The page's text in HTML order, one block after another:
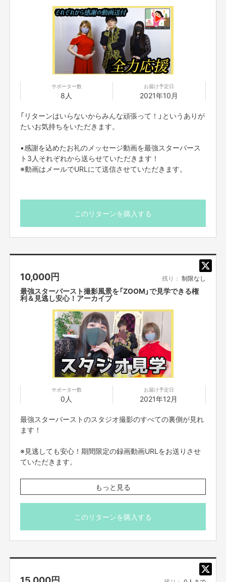
コンビでコントがしたい方はコンビで、私やしぐま、るぅちゃんを使って大
人数でのコントやコーナー、ロケ、MCなど
「人」を提供します!
今までは舞台のオーディションなどの目指すところが必ずありましたが 新
ネタを披露できる場所が減り、 チャンスが全然掴めない日々が増えてしま
いました。
このコロナ禍で舞台や仕事がなくなった若手芸人の新たなチャンスの場
いけど、なんとなく予約だけしておきたい…なんて方もお気軽にご参加くだ
本当にやりたいおもしろいことをするのが無料で見れるということです!!!
CMは流れますが、YouTubeという媒体は基本的に無料で視聴していただけ
ですので、ぜひ！！この企画がいいなと思っていただけた暁には、好きな芸
人さんに教えてあげて欲しいのです！
芸人さんは出演料をもらっておもしろいことをネットに載せる機会！
サポーター数
8人
お届け予定日
2021年10月
「リターンはいらないからみんな頑張って！」というありが
たいお気持ちをいただきます。
▪感謝を込めたお礼のメッセージ動画を最強スターバース
ト3人それぞれから送らせていただきます！
※動画はメールでURLにて送信させていただきます。
このリターンを購入する
10,000円 残り： 制限なし
最強スターバースト撮影風景を「ZOOM」で見学できる権
利＆見逃し安心！アーカイブ
サポーター数
0人
お届け予定日
2021年12月
最強スターバーストのスタジオ撮影のすべての裏側が見れ
ます！
※見逃しても安心！期間限定の録画動画URLをお送りさせ
ていただきます。
期間中は何度でも視聴可能。
最強スターバスト撮影風景の見逃し配信を視聴していただ
けます。
ご自宅で何度でもゆっくり、「最強スターバースト」の世界
ドレスへ、1ヶ月前に視聴用URLを記載したメールを直接
送信させていただきます。メールフィルタの設定をご確認
の上、受信できるように設定をお願いいたします。
もっと見る
このリターンを購入する